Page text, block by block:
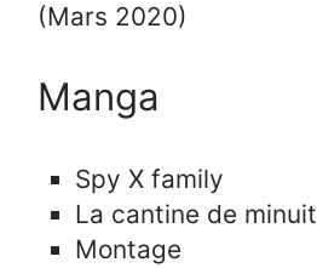
(Mars 2020)
Manga
Spy X family
La cantine de minuit
Montage